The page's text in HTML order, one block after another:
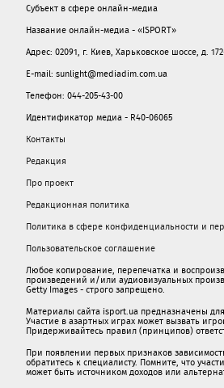
Субъект в сфере онлайн-медиа
Название онлайн-медиа - «ISPORT»
Адрес: 02091, г. Киев, Харьковское шоссе, д.
E-mail: sunlight@mediadim.com.ua
Телефон: 044-205-43-00
Идентификатор медиа - R40-06065
Контакты
Редакция
Про проект
Редакционная политика
Политика в сфере конфиденциальности и
Пользовательское соглашение
Любое копирование, перепечатка и
произведений и/или аудиовизуальных
Getty Images - строго запрещено.
Материалы сайта isport.ua предназначены
Участие в азартных играх может вызвать
Придерживайтесь правил (принципов)
При появлении первых признаков
обратитесь к специалисту. Помните, что
может быть источником доходов или